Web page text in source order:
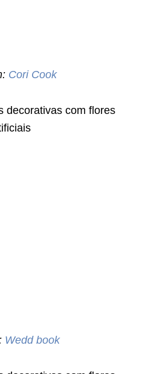
Cori Cook
Wedd book